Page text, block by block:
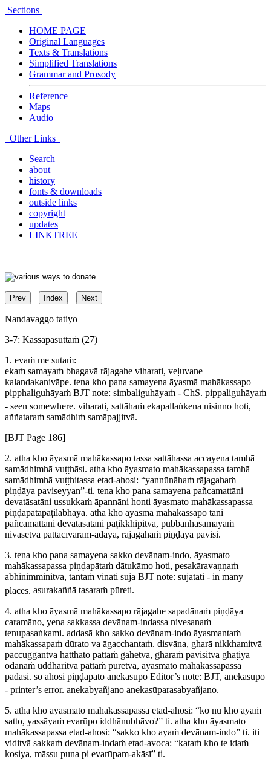
Sections
HOME PAGE
Original Languages
Texts & Translations
Simplified Translations
Grammar and Prosody
Reference
Maps
Audio
Other Links
Search
about
history
fonts & downloads
outside links
copyright
updates
LINKTREE
Prev Index Next
Nandavaggo tatiyo
3-7: Kassapasuttaṁ (27)
1. evaṁ me sutaṁ:
ekaṁ samayaṁ bhagavā rājagahe viharati, veḷuvane
kalandakanivāpe. tena kho pana samayena āyasmā mahākassapo
pipphaliguhāyaṁ BJT note: simbaliguhāyaṁ - ChS. pippaliguhāyaṁ
- seen somewhere. viharati, sattāhaṁ ekapallaṅkena nisinno hoti,
aññataraṁ samādhiṁ samāpajjitvā.
[BJT Page 186]
2. atha kho āyasmā mahākassapo tassa sattāhassa accayena tamhā
samādhimhā vuṭṭhāsi. atha kho āyasmato mahākassapassa tamhā
samādhimhā vuṭṭhitassa etad-ahosi: “yannūnāhaṁ rājagahaṁ
piṇḍāya paviseyyan”-ti. tena kho pana samayena pañcamattāni
devatāsatāni ussukkaṁ āpannāni honti āyasmato mahākassapassa
piṇḍapātapaṭilābhāya. atha kho āyasmā mahākassapo tāni
pañcamattāni devatāsatāni paṭikkhipitvā, pubbanhasamayaṁ
nivāsetvā pattacīvaram-ādāya, rājagahaṁ piṇḍāya pāvisi.
3. tena kho pana samayena sakko devānam-indo, āyasmato
mahākassapassa piṇḍapātaṁ dātukāmo hoti, pesakāravaṇṇaṁ
abhinimminitvā, tantaṁ vināti sujā BJT note: sujātāti - in many
places. asurakaññā tasaraṁ pūreti.
4. atha kho āyasmā mahākassapo rājagahe sapadānaṁ piṇḍāya
caramāno, yena sakkassa devānam-indassa nivesanaṁ
tenupasaṅkami. addasā kho sakko devānam-indo āyasmantaṁ
mahākassapaṁ dūrato va āgacchantaṁ. disvāna, gharā nikkhamitvā
paccuggantvā hatthato pattaṁ gahetvā, gharaṁ pavisitvā ghaṭiyā
odanaṁ uddharitvā pattaṁ pūretvā, āyasmato mahākassapassa
pādāsi. so ahosi piṇḍapāto anekasūpo Editor’s note: BJT, anekasupo
- printer’s error. anekabyañjano anekasūparasabyañjano.
5. atha kho āyasmato mahākassapassa etad-ahosi: “ko nu kho ayaṁ
satto, yassāyaṁ evarūpo iddhānubhāvo?” ti. atha kho āyasmato
mahākassapassa etad-ahosi: “sakko kho ayaṁ devānam-indo” ti. iti
viditvā sakkaṁ devānam-indaṁ etad-avoca: “kataṁ kho te idaṁ
kosiya, māssu puna pi evarūpam-akāsī” ti.